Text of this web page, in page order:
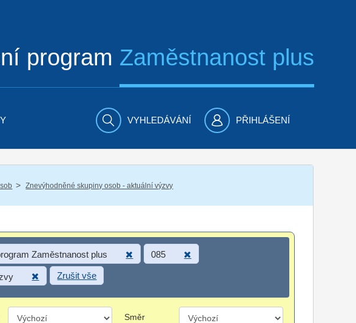
program Zaměstnanost plus
VYHLEDÁVÁNÍ PŘIHLÁŠENÍ
/ Znevýhodněné skupiny osob - aktuální výzvy
Zaměstnanost plus 085
Zrušit vše
Směr